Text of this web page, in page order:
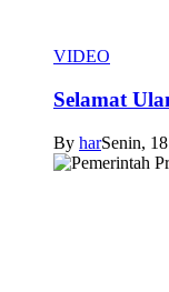
VIDEO
Selamat
By harSenin,